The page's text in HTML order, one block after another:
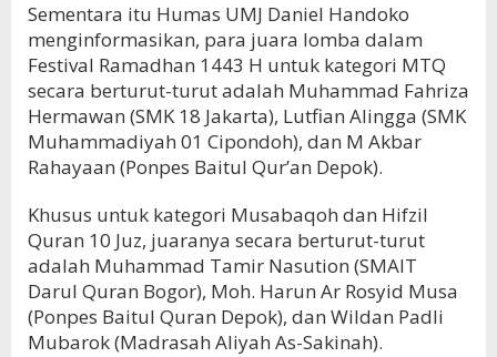
Sementara itu Humas UMJ Daniel Handoko
menginformasikan, para juara lomba dalam
Festival Ramadhan 1443 H untuk kategori MTQ
secara berturut-turut adalah Muhammad Fahriza
Hermawan (SMK 18 Jakarta), Lutfian Alingga (SMK
Muhammadiyah 01 Cipondoh), dan M Akbar
Rahayaan (Ponpes Baitul Qur’an Depok).
Khusus untuk kategori Musabaqoh dan Hifzil
Quran 10 Juz, juaranya secara berturut-turut
adalah Muhammad Tamir Nasution (SMAIT
Darul Quran Bogor), Moh. Harun Ar Rosyid Musa
(Ponpes Baitul Quran Depok), dan Wildan Padli
Mubarok (Madrasah Aliyah As-Sakinah).